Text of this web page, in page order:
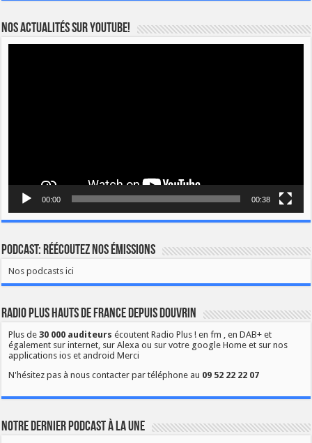
Nos actualités sur YOUTUBE!
00:00 00:38
Podcast: Réécoutez nos émissions
Nos podcasts ici
Radio Plus Hauts de France depuis Douvrin
Plus de30 000 auditeurs écoutent Radio Plus ! en fm , en DAB+ et
également sur internet, sur Alexa ou sur votre google Home et sur nos
applications ios et android Merci
N'hésitez pas à nous contacter par téléphone au 09 52 22 22 07
Notre dernier podcast à la une